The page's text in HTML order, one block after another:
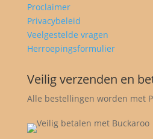
Proclaimer
Privacybeleid
Veelgestelde vragen
Herroepingsformulier
Veilig verzenden en
Alle bestellingen worden met